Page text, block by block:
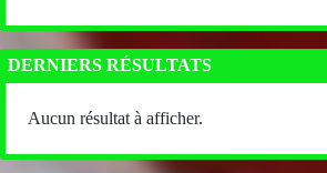
DERNIERS RÉSULTATS
Aucun résultat à afficher.